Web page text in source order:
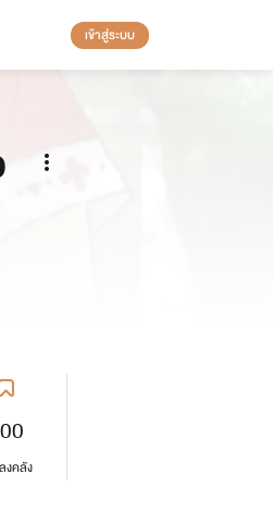
เข้าสู่ระบบ
งคลัง